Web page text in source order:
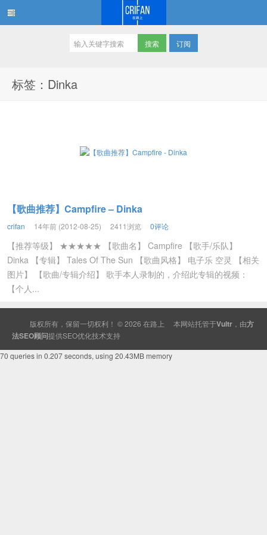
订阅
标签：Dinka
【歌曲推荐】Campfire – Dinka
crifan 14年前 (2012-08-25) 2411浏览 0评论
【推荐等级】 ★★★★★ 【歌曲名】 Campfire 【歌手/乐队】
Dinka 【专辑】 Tales Of The Sun 【歌曲风格】 电子乐 空灵 【相关
图片】 【歌曲/专辑介绍】 歌手本人录制的，介绍此专辑的视频：
【个人...
版权所有，保留一切权利！ © 2026 在路上 本网站托管于Vultr ，由方
法SEO顾问提供SEO优化技术支持
70 queries in 0.207 seconds, using 20.43MB memory